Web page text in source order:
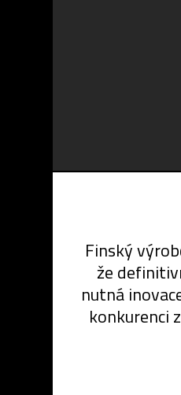
Finský
že
nutná
konkurenci